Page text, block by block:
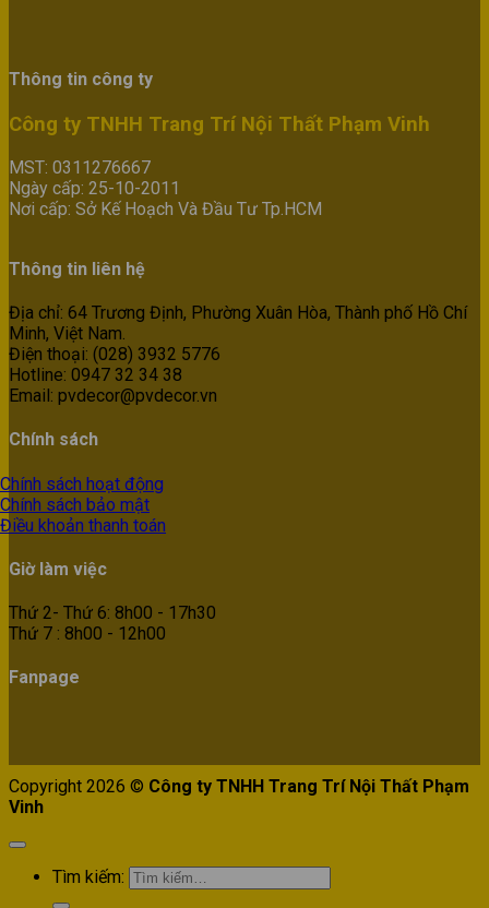
Thông tin công ty
Công ty TNHH Trang Trí Nội Thất Phạm Vinh
MST: 0311276667
Ngày cấp: 25-10-2011
Nơi cấp: Sở Kế Hoạch Và Đầu Tư Tp.HCM
Thông tin liên hệ
Địa chỉ: 64 Trương Định, Phường Xuân Hòa, Thành phố Hồ Chí
Minh, Việt Nam.
Điện thoại: (028) 3932 5776
Hotline: 0947 32 34 38
Email: pvdecor@pvdecor.vn
Chính sách
Chính sách hoạt động
Chính sách bảo mật
Điều khoản thanh toán
Giờ làm việc
Thứ 2- Thứ 6: 8h00 - 17h30
Thứ 7 : 8h00 - 12h00
Fanpage
Copyright 2026 © Công ty TNHH Trang Trí Nội Thất Phạm
Vinh
Tìm kiếm: